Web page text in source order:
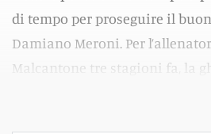
di tempo per proseguire il
Damiano Meroni. Per
Malcantone tre stagioni fa, la